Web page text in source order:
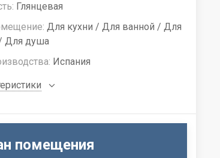
Глянцевая
Для кухни / Для ванной / Для
Для душа
Испания
помещения